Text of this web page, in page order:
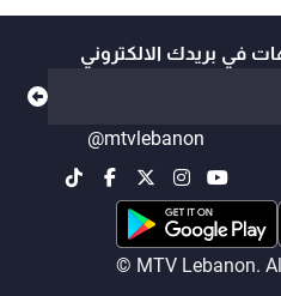
في بريدك الالكتروني
@mtvlebanon
© MTV Lebanon.